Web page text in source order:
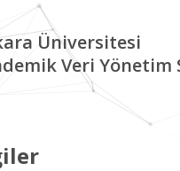
Üniversitesi
Veri Yönetim